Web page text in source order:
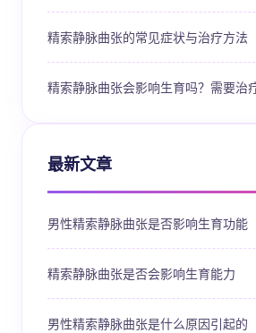
精索静脉曲张的常见症状与治疗方法
精索静脉曲张会影响生育吗？需要治
最新文章
男性精索静脉曲张是否影响生育功能
精索静脉曲张是否会影响生育能力
男性精索静脉曲张是什么原因引起的